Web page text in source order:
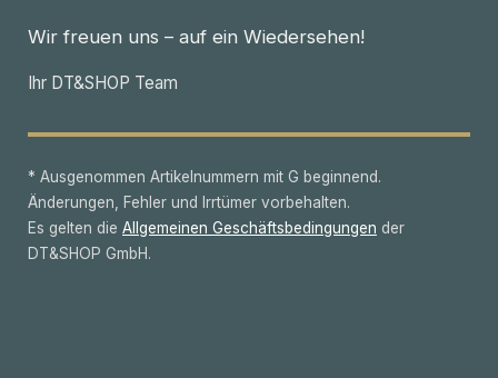
Wir freuen uns – auf ein Wiedersehen!
Ihr DT&SHOP Team
* Ausgenommen Artikelnummern mit G beginnend.
Änderungen, Fehler und Irrtümer vorbehalten.
Es gelten die Allgemeinen Geschäftsbedingungen der
DT&SHOP GmbH.